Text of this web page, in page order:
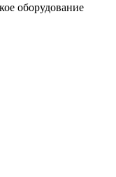
оборудование